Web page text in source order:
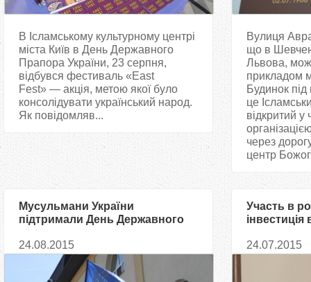
В Ісламському культурному центрі
міста Київ в День Державного
Прапора України, 23 серпня,
відбувся фестиваль «East
Fest» — акція, метою якої було
консолідувати український народ.
Як повідомляв...
Вулиця
що в
Львова,
прикладом
Будинок
це
відкритий у
через
центр
Мусульмани України
підтримали День Державного
патріотичними заходами
24.08.2015
Участь в
24.07.2015